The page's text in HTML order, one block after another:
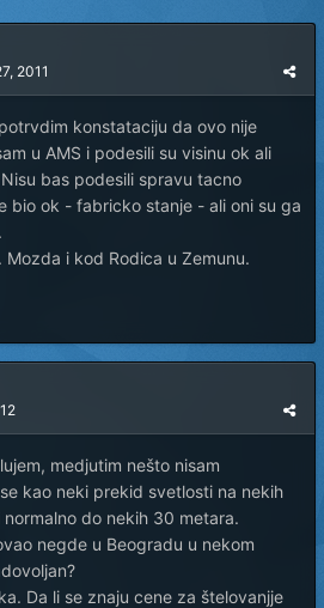
2011
konstataciju da ovo nije
u AMS i podesili su visinu ok ali
bas podesili spravu tacno
bio ok - fabricko stanje - ali oni su ga
i kod Rodica u Zemunu.
medjutim nešto nisam
kao neki prekid svetlosti na nekih
do nekih 30 metara.
negde u Beogradu u nekom
Da li se znaju cene za štelovanjje